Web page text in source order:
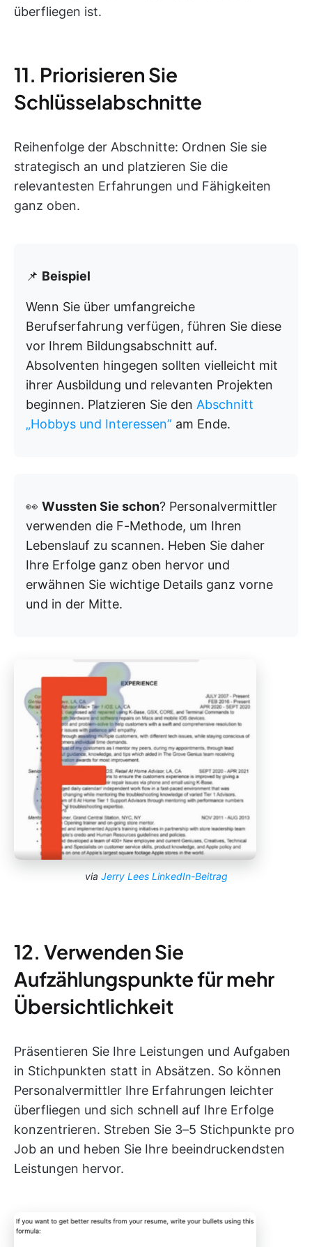
überfliegen ist.
11. Priorisieren Sie
Schlüsselabschnitte
Reihenfolge der Abschnitte: Ordnen Sie sie
strategisch an und platzieren Sie die
relevantesten Erfahrungen und Fähigkeiten
ganz oben.
📌 Beispiel
Wenn Sie über umfangreiche
Berufserfahrung verfügen, führen Sie diese
vor Ihrem Bildungsabschnitt auf.
Absolventen hingegen sollten vielleicht mit
ihrer Ausbildung und relevanten Projekten
beginnen. Platzieren Sie den Abschnitt
„Hobbys und Interessen” am Ende.
👀 Wussten Sie schon? Personalvermittler
verwenden die F-Methode, um Ihren
Lebenslauf zu scannen. Heben Sie daher
Ihre Erfolge ganz oben hervor und
erwähnen Sie wichtige Details ganz vorne
und in der Mitte.
via Jerry Lees LinkedIn-Beitrag
12. Verwenden Sie
Aufzählungspunkte für mehr
Übersichtlichkeit
Präsentieren Sie Ihre Leistungen und Aufgaben
in Stichpunkten statt in Absätzen. So können
Personalvermittler Ihre Erfahrungen leichter
überfliegen und sich schnell auf Ihre Erfolge
konzentrieren. Streben Sie 3–5 Stichpunkte pro
Job an und heben Sie Ihre beeindruckendsten
Leistungen hervor.